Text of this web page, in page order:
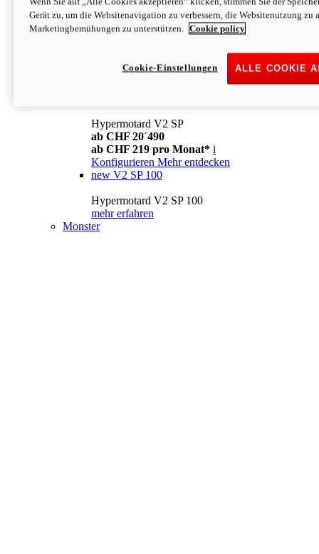
Konfigurieren Mehr entdecken
newV2
ab CHF 169 pro Monat* i
Mehr entdecken
Hypermotard V2 SP
ab CHF 20´490
ab CHF 219 pro Monat* i
Konfigurieren Mehr entdecken
new V2 SP 100
Hypermotard V2 SP 100
mehr erfahren
Monster
Gerät zu, um die Websitenavigation zu verbessern, die Websitenutzung zu
Marketingbemühungen zu unterstützen.
Cookie policy
ALLE COOKIE
Cookie-Einstellungen